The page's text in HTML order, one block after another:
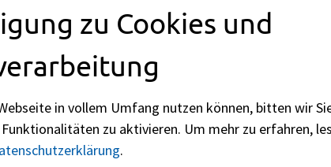
für Familie, Arbeit und Soziales (siehe BayernPortal
zu Cookies und
in vollem Umfang nutzen können, bitten wir
zu aktivieren. Um mehr zu erfahren,
.